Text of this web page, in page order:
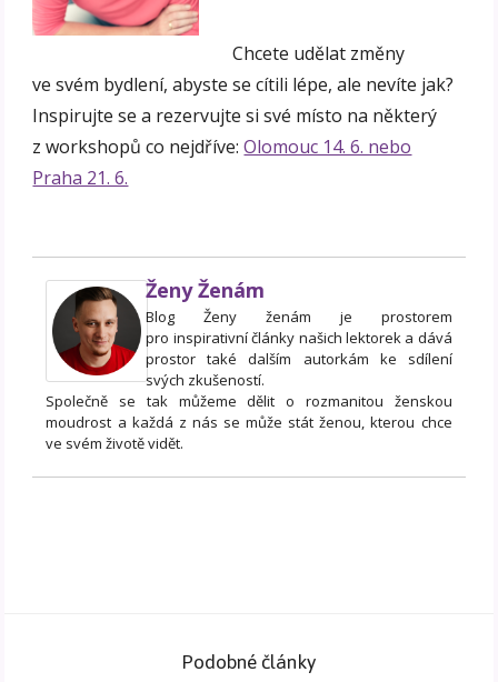
Chcete udělat změny
ve svém bydlení, abyste se cítili lépe, ale nevíte jak?
Inspirujte se a rezervujte si své místo na některý
z workshopů co nejdříve:Olomouc 14. 6. nebo
Praha 21. 6.
Ženy Ženám
Blog Ženy ženám je prostorem
pro inspirativní články našich lektorek a dává
prostor také dalším autorkám ke sdílení
svých zkušeností.
Společně se tak můžeme dělit o rozmanitou ženskou
moudrost a každá z nás se může stát ženou, kterou chce
ve svém životě vidět.
Podobné články